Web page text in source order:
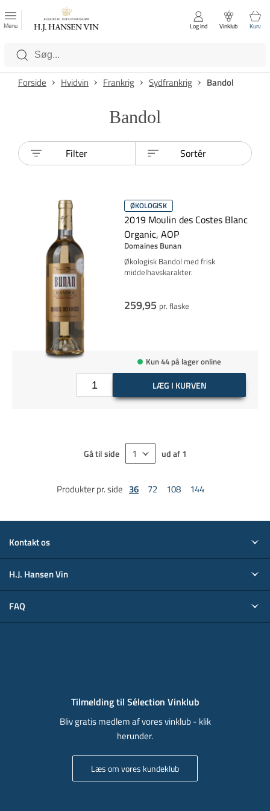
Luk
Kategorier
Menu Log ind Vinklub Kurv
Forside Hvidvin Frankrig Sydfrankrig Bandol
Bandol
Filter Sortér
ØKOLOGISK
2019 Moulin des Costes Blanc
Organic, AOP
Domaines Bunan
Økologisk Bandol med frisk
middelhavskarakter.
259,95 pr. flaske
Kun 44 på lager online
LÆG I KURVEN
Gå til side ud af 1
Produkter pr. side 36 72 108 144
Kontakt os
H.J. Hansen Vin
FAQ
Tilmelding til Sélection Vinklub
Bliv gratis medlem af vores vinklub - klik
herunder.
Læs om vores kundeklub